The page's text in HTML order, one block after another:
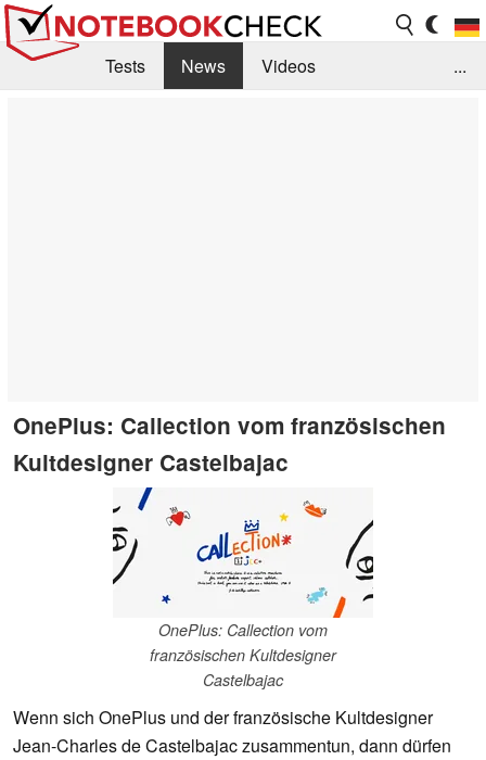
Tests News
Videos
...
OnePlus: Callection vom französischen
Kultdesigner Castelbajac
OnePlus: Callection vom
französischen Kultdesigner
Castelbajac
Wenn sich OnePlus und der französische Kultdesigner
Jean-Charles de Castelbajac zusammentun, dann dürfen